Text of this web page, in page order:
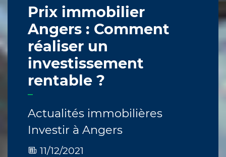
Prix immobilier
Angers : Comment
réaliser un
investissement
rentable ?
Actualités immobilières
Investir à Angers
11/12/2021